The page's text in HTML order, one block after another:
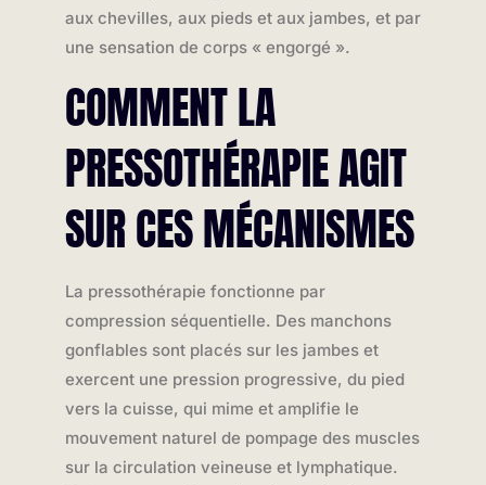
aux chevilles, aux pieds et aux jambes, et par
une sensation de corps « engorgé ».
COMMENT LA
PRESSOTHÉRAPIE AGIT
SUR CES MÉCANISMES
La pressothérapie fonctionne par
compression séquentielle. Des manchons
gonflables sont placés sur les jambes et
exercent une pression progressive, du pied
vers la cuisse, qui mime et amplifie le
mouvement naturel de pompage des muscles
sur la circulation veineuse et lymphatique.